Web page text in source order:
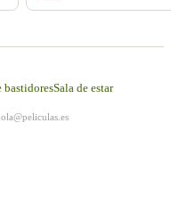
bastidoresSala de estar